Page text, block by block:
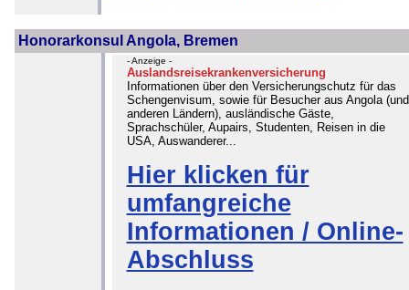
Honorarkonsul Angola, Bremen
- Anzeige -
Auslandsreisekrankenversicherung
Informationen über den Versicherungschutz für das
Schengenvisum, sowie für Besucher aus Angola (und
anderen Ländern), ausländische Gäste,
Sprachschüler, Aupairs, Studenten, Reisen in die
USA, Auswanderer...
Hier klicken für
umfangreiche
Informationen / Online-
Abschluss